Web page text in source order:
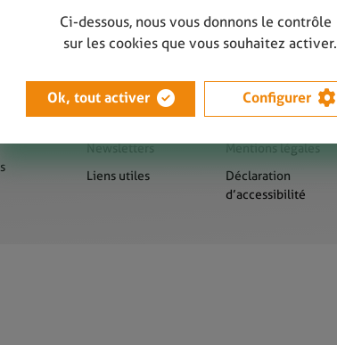
Presse
Newsletters
Liens utiles
Sitemap
Mentions légales
Déclaration
d’accessibilité
Ci-dessous, nous vous donnons le contrôle
sur les cookies que vous souhaitez activer.
Ok, tout activer Configurer